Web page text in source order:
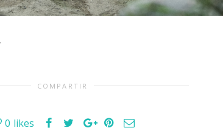
COMPARTIR
0 likes